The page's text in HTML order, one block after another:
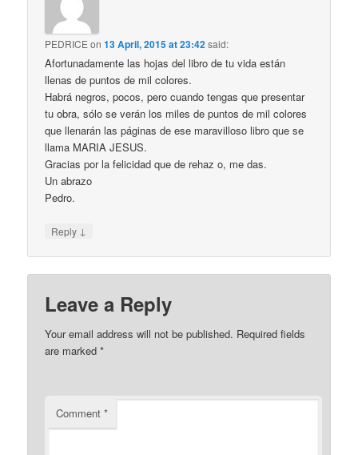
PEDRICE on13 April, 2015 at 23:42said:
Afortunadamente las hojas del libro de tu vida están
llenas de puntos de mil colores.
Habrá negros, pocos, pero cuando tengas que presentar
tu obra, sólo se verán los miles de puntos de mil colores
que llenarán las páginas de ese maravilloso libro que se
llama MARIA JESUS.
Gracias por la felicidad que de rehaz o, me das.
Un abrazo
Pedro.
Reply ↓
Leave a Reply
Your email address will not be published. Required fields
are marked*
Comment*